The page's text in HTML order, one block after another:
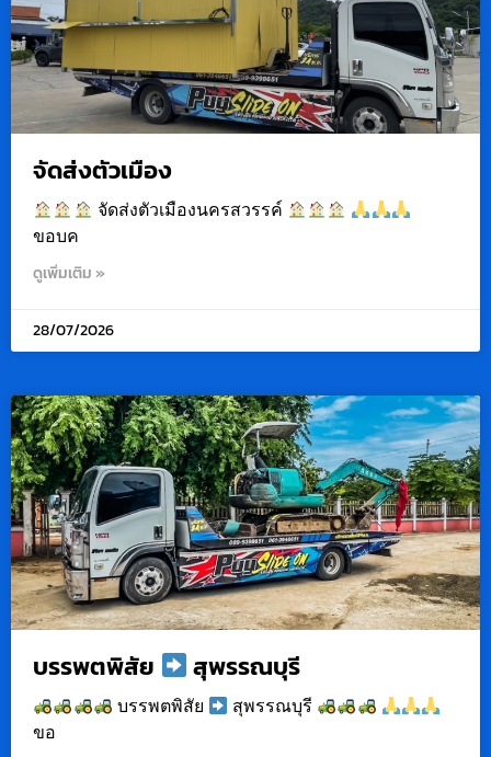
จัดส่งตัวเมือง
จัดส่งตัวเมืองนครสวรรค์
ขอบค
ดูเพิ่มเติม »
28/07/2026
บรรพตพิสัย สุพรรณบุรี
บรรพตพิสัย
สุพรรณบุรี
ขอ